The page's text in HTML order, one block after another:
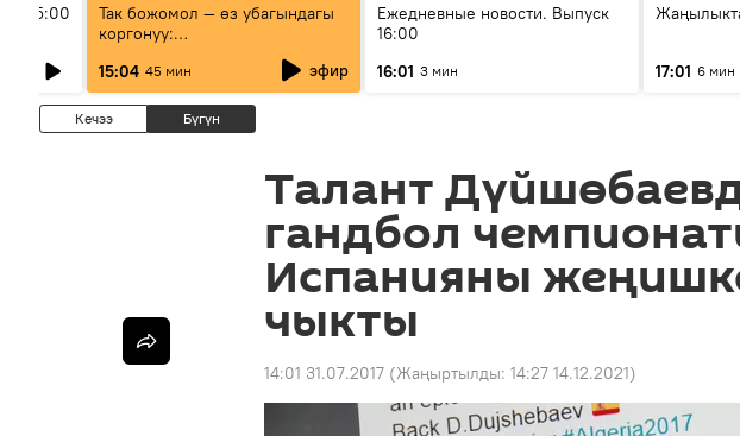
15:00
Так божомол — өз убагындагы
коргонуу:
гидрометеорологиялык кызмат
кантип өркүндөтүлүүдө
15:04 45 мин эфир
Ежедневные новости. Выпуск
16:00
16:01 3 мин 17:01 6 мин
Кечээ Бүгүн
Талант
гандбол
Испанияны
чыкты
14:01 31.07.2017 (Жаңыртылды: 14:27 14.12.2021)